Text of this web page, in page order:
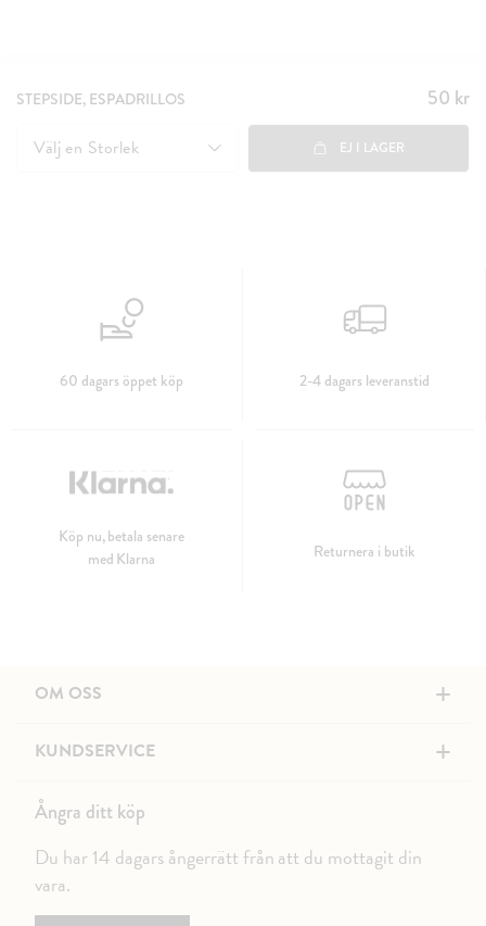
STEPSIDE, ESPADRILLOS Pris:
50 kr
50 kr
Välj en Storlek EJ I LAGER
60 dagars öppet köp 2-4 dagars leveranstid
Köp nu, betala senare
med Klarna
Returnera i butik
OM OSS +
KUNDSERVICE +
Ångra ditt köp
Du har 14 dagars ångerrätt från att du mottagit din
vara.